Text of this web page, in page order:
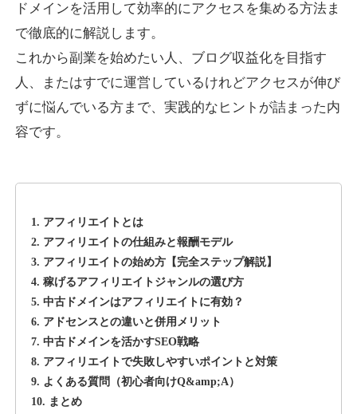
ドメインを活用して効率的にアクセスを集める方法ま
で徹底的に解説します。
これから副業を始めたい人、ブログ収益化を目指す
人、またはすでに運営しているけれどアクセスが伸び
ずに悩んでいる方まで、実践的なヒントが詰まった内
容です。
1. アフィリエイトとは
2. アフィリエイトの仕組みと報酬モデル
3. アフィリエイトの始め方【完全ステップ解説】
4. 稼げるアフィリエイトジャンルの選び方
5. 中古ドメインはアフィリエイトに有効？
6. アドセンスとの違いと併用メリット
7. 中古ドメインを活かすSEO戦略
8. アフィリエイトで失敗しやすいポイントと対策
9. よくある質問（初心者向けQ&amp;A）
10. まとめ